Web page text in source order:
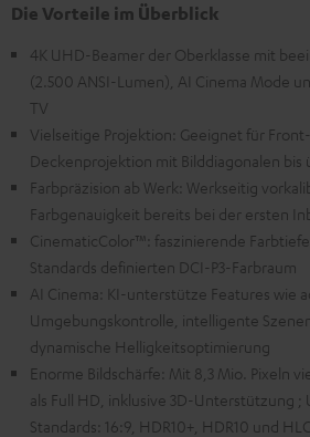
Die Vorteile im Überblick
4K UHD-Beamer der Oberklasse mit
(2.500 ANSI-Lumen), AI Cinema Mode
TV
Vielseitige Projektion: Geeignet für
Deckenprojektion mit Bilddiagonalen bis
Farbpräzision ab Werk: Werkseitig
Farbgenauigkeit bereits bei der ersten
CinematicColor™: faszinierende
Standards definierten DCI-P3-Farbraum
AI Cinema: KI-unterstütze Features wie
Umgebungskontrolle, intelligente
dynamische Helligkeitsoptimierung
Enorme Bildschärfe: Mit 8,3 Mio. Pixeln
als Full HD, inklusive 3D-Unterstützung
Standards: 16:9, HDR10+, HDR10 und